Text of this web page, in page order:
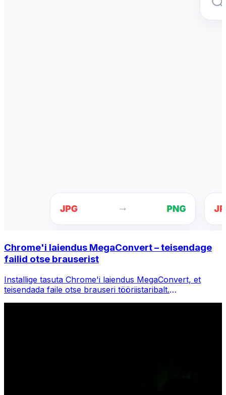
Chrome'i laiendus MegaConvert – teisendage
failid otse brauserist
Installige tasuta Chrome'i laiendus MegaConvert, et
teisendada faile otse brauseri tööriistaribalt.